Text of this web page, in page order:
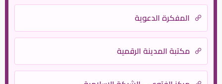
المفكرة الدعوية
مكتبة المدينة الرقمية